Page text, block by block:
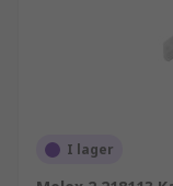
I lager